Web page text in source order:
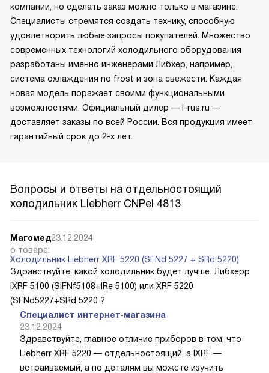
компании, но сделать заказ можно только в магазине.
Специалисты стремятся создать технику, способную
удовлетворить любые запросы покупателей. Множество
современных технологий холодильного оборудования
разработаны именно инженерами Либхер, например,
система охлаждения no frost и зона свежести. Каждая
новая модель поражает своими функциональными
возможностями. Официальный дилер — l-rus.ru —
доставляет заказы по всей России. Вся продукция имеет
гарантийный срок до 2-х лет.
Вопросы и ответы на отдельностоящий
холодильник Liebherr CNPel 4813
Магомед23.12.2024
о товаре:
Холодильник Liebherr XRF 5220 (SFNd 5227 + SRd 5220)
Здравствуйте, какой холодильник будет лучше Либхерр
IXRF 5100 (SIFNf5108+IRe 5100) или XRF 5220
(SFNd5227+SRd 5220 ?
Специалист интернет-магазина
23.12.2024
Здравствуйте, главное отличие приборов в том, что
Liebherr XRF 5220 — отдельностоящий, а IXRF —
встраиваемый, а по деталям вы можете изучить